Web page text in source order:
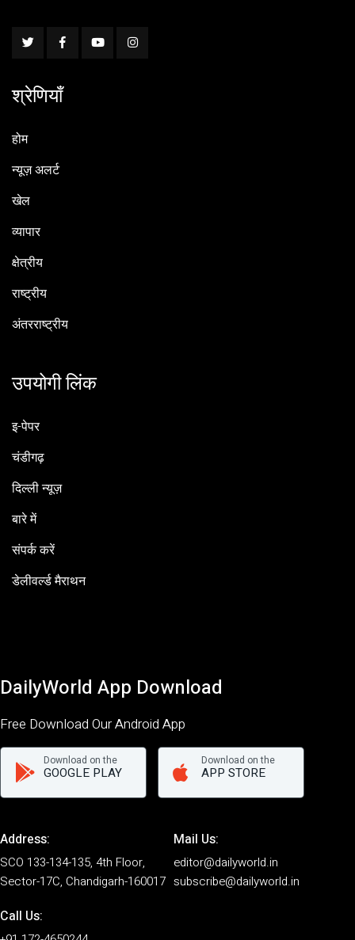
श्रेणियाँ
होम
न्यूज़ अलर्ट
खेल
व्यापार
क्षेत्रीय
राष्ट्रीय
अंतरराष्ट्रीय
उपयोगी लिंक
इ-पेपर
चंडीगढ़
दिल्ली न्यूज़
बारे में
संपर्क करें
डेलीवर्ल्ड मैराथन
DailyWorld App Download
Free Download Our Android App
Download on the
GOOGLE PLAY
Download on the
APP STORE
Address:
SCO 133-134-135, 4th Floor,
Sector-17C, Chandigarh-160017
Mail Us:
editor@dailyworld.in
subscribe@dailyworld.in
Call Us: